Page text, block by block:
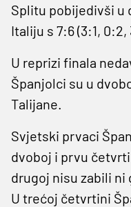
Splitu pobijedivši u
Italiju s 7:6 (3:1, 0:2,
U reprizi finala
Španjolci su u
Talijane.
Svjetski prvaci
dvoboj i prvu
drugoj nisu zabili ni
U trećoj četvrtini